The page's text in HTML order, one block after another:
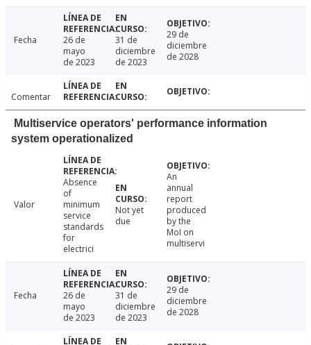
Fecha
26 de
mayo
de 2023
31 de
diciembre
de 2023
29 de
diciembre
de 2028
Comentar
Multiservice operators' performance information
system operationalized
Valor
Absence
of
minimum
service
standards
for
electrici
Not yet
due
An
annual
report
produced
by the
MoI on
multiservi
Fecha
26 de
mayo
de 2023
31 de
diciembre
de 2023
29 de
diciembre
de 2028